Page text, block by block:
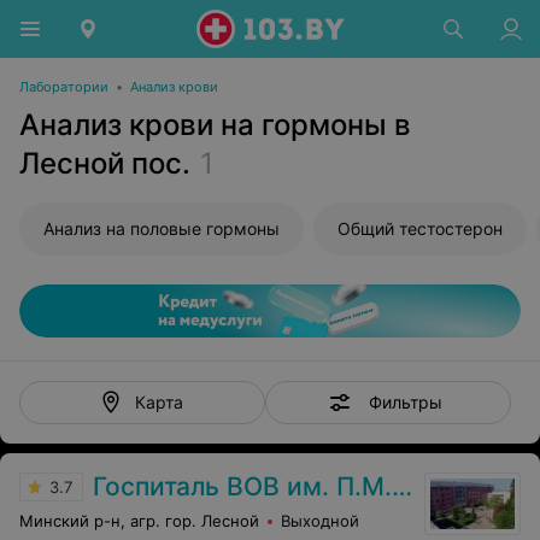
Лаборатории • Анализ крови
Анализ крови на гормоны в
Лесной пос. 1
Анализ на половые гормоны Общий тестостерон
Карта Фильтры
3.7 Госпиталь ВОВ им. П.М. Машерова
Минский р-н, агр. гор. Лесной Выходной